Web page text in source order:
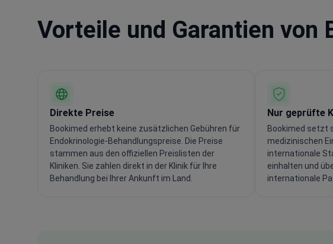
Vorteile und Garantien von
Direkte Preise
Bookimed erhebt keine zusätzlichen Gebühren für
Endokrinologie-Behandlungspreise. Die Preise
stammen aus den offiziellen Preislisten der
Kliniken. Sie zahlen direkt in der Klinik für Ihre
Behandlung bei Ihrer Ankunft im Land.
Nur geprüfte
Bookimed setzt
medizinischen
internationale
einhalten und
internationale